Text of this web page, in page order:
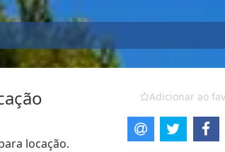
locação.
Adicionar ao